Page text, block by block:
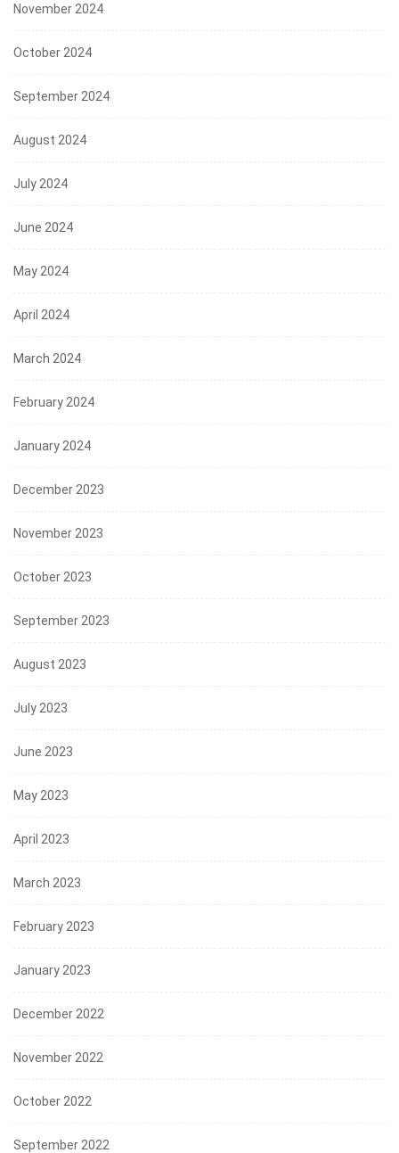
November 2024
October 2024
September 2024
August 2024
July 2024
June 2024
May 2024
April 2024
March 2024
February 2024
January 2024
December 2023
November 2023
October 2023
September 2023
August 2023
July 2023
June 2023
May 2023
April 2023
March 2023
February 2023
January 2023
December 2022
November 2022
October 2022
September 2022